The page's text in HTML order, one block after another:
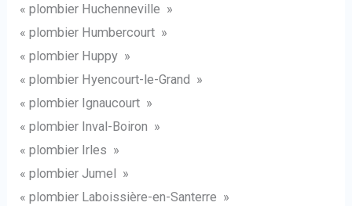
« plombier Huchenneville »
« plombier Humbercourt »
« plombier Huppy »
« plombier Hyencourt-le-Grand »
« plombier Ignaucourt »
« plombier Inval-Boiron »
« plombier Irles »
« plombier Jumel »
« plombier Laboissière-en-Santerre »